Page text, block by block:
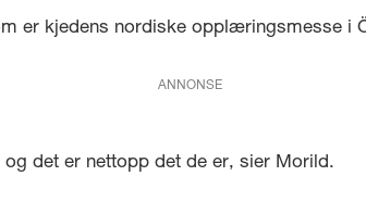
er kjedens nordiske opplæringsmesse i
ANNONSE
det er nettopp det de er, sier Morild.